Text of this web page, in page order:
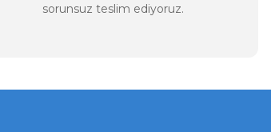
sorunsuz teslim ediyoruz.